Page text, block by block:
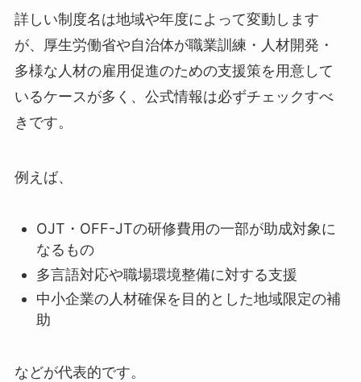
詳しい制度名は地域や年度によって変動します
が、厚生労働省や自治体が職業訓練・人材開発・
多様な人材の雇用促進のための支援策を用意して
いるケースが多く、公式情報は必ずチェックすべ
きです。
例えば、
OJT・OFF-JTの研修費用の一部が助成対象に
なるもの
多言語対応や職場環境整備に対する支援
中小企業の人材確保を目的とした地域限定の補
助
などが代表的です。